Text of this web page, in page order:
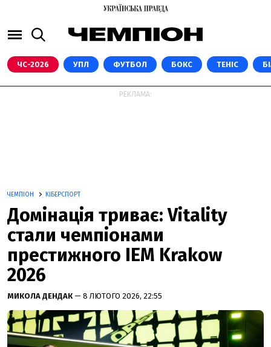
ЧС-2026 УПЛ ФУТБОЛ БОКС ТЕНІС
РЕКЛАМА:
ЧЕМПІОН КІБЕРСПОРТ
Домінація триває: Vitality
стали чемпіонами
престижного IEM Krakow
2026
МИКОЛА ДЕНДАК — 8 ЛЮТОГО 2026, 22:55